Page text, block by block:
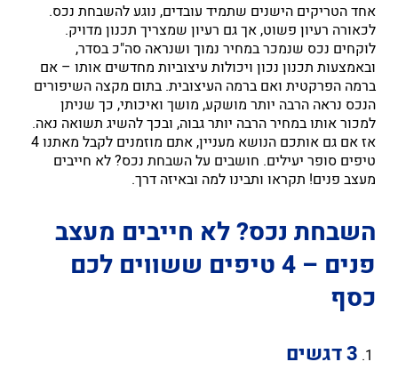
אחד הטריקים הישנים שתמיד עובדים, נוגע להשבחת נכס.
לכאורה רעיון פשוט, אך גם רעיון שמצריך תכנון מדויק.
לוקחים נכס שנמכר במחיר נמוך ושנראה סה"כ בסדר,
ובאמצעות תכנון נכון ויכולות עיצוביות מחדשים אותו – אם
ברמה הפרקטית ואם ברמה העיצובית. בתום מקצה השיפורים
הנכס נראה הרבה יותר מושקע, מושך ואיכותי, כך שניתן
למכור אותו במחיר הרבה יותר גבוה, ובכך להשיג תשואה נאה.
אז אם גם אותכם הנושא מעניין, אתם מוזמנים לקבל מאתנו 4
טיפים סופר יעילים. חושבים על השבחת נכס? לא חייבים
מעצב פנים! תקראו ותבינו למה ובאיזה דרך.
השבחת נכס? לא חייבים מעצב
פנים – 4 טיפים
ששווים לכם
כסף
3 דגשים